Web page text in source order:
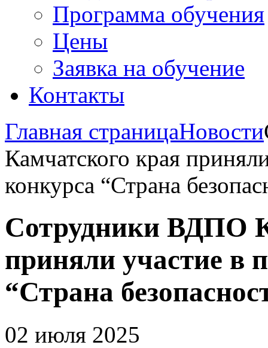
Программа обучения
Цены
Заявка на обучение
Контакты
Главная страницаНовости
Камчатского края
конкурса “Страна
Сотрудники ВДПО
приняли участие в
“Страна
02 июля 2025